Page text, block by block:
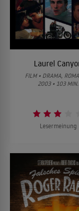
Laurel
FILM • DRAMA,
2003 • 103 MIN.
Lesermeinung